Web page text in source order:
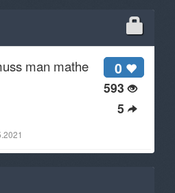
0
593
5
man mathe